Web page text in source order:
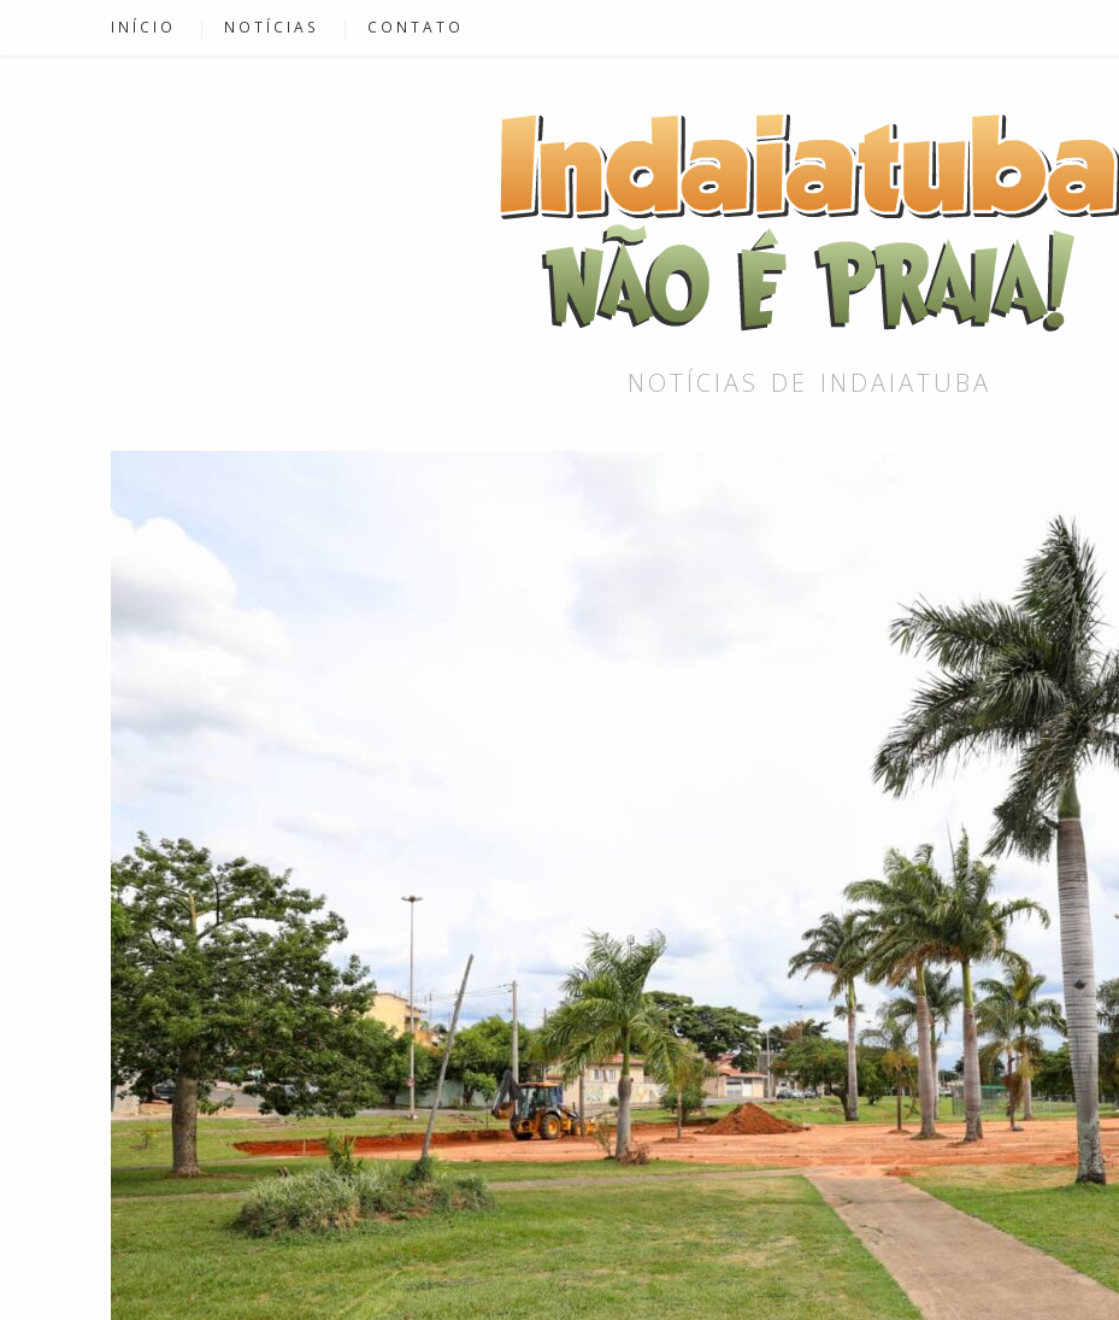
INÍCIO NOTÍCIAS CONTATO
NOTÍCIAS DE INDAIATUBA